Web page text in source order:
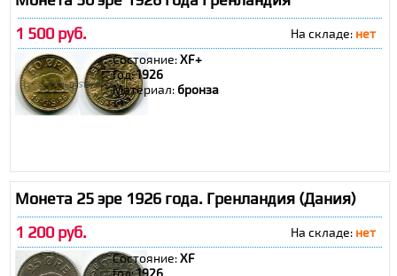
1 500 руб.
На складе: нет
Состояние:XF+
Год:1926
Материал: бронза
Монета 25 эре 1926 года. Гренландия (Дания)
1 200 руб.
На складе: нет
Состояние:XF
Год:1926